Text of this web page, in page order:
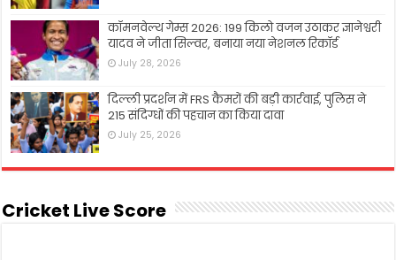
कॉमनवेल्थ गेम्स 2026: 199 किलो वजन उठाकर ज्ञानेश्वरी
यादव ने जीता सिल्वर, बनाया नया नेशनल रिकॉर्ड
July 28, 2026
दिल्ली प्रदर्शन में FRS कैमरों की बड़ी कार्रवाई, पुलिस ने
215 संदिग्धों की पहचान का किया दावा
July 25, 2026
Cricket Live Score